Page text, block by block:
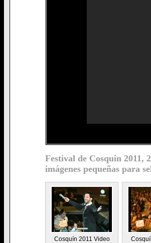
Festival de Cosquin 2011,
imágenes pequeñas para
Cosquín 2011 Video